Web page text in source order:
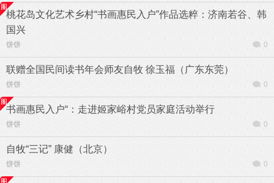
桃花岛文化艺术乡村“书画惠民入户”作品选粹：济南若谷、韩
国兴
饼饼 0
联赠全国民间读书年会师友自牧 徐玉福（广东东莞）
饼饼 0
书画惠民入户“：走进姬家峪村党员家庭活动举行
饼饼 0
自牧“三记” 康健（北京）
饼饼 0